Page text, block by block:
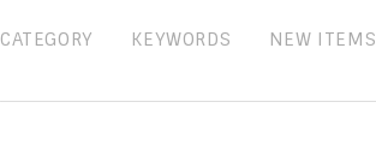
CATEGORY KEYWORDS NEW ITEMS